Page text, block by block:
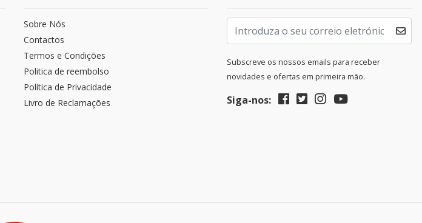
Sobre Nós
Contactos
Termos e Condições
Politica de reembolso
Política de Privacidade
Livro de Reclamações
Subscreve os nossos emails para receber
novidades e ofertas em primeira mão.
Siga-nos: